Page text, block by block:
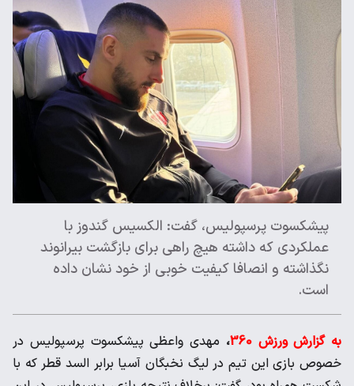
پیشکسوت پرسپولیس، گفت: الکسیس گندوز با
عملکردی که داشته هیچ راهی برای بازگشت بیرانوند
نگذاشته و انصافا کیفیت خوبی از خود نشان داده
است.
به گزارش ورزش 360 ، مهدی واعظی پیشکسوت پرسپولیس در
خصوص بازی این تیم در لیگ نخبگان آسیا برابر السد قطر که با